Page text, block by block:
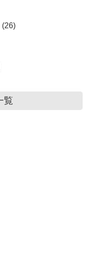
(26)
覧